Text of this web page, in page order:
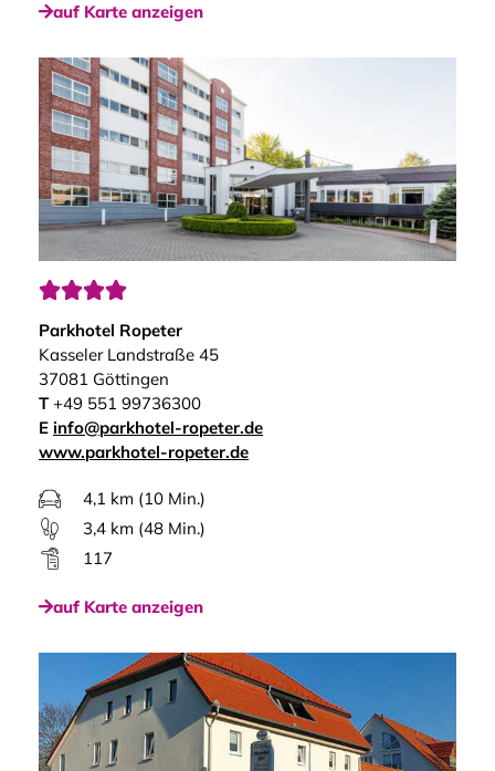
auf Karte anzeigen

Parkhotel Ropeter
Kasseler Landstraße 45
37081 Göttingen
T+49 551 99736300
E info@parkhotel-ropeter.de
www.parkhotel-ropeter.de
4,1 km (10 Min.)
3,4 km (48 Min.)
117
auf Karte anzeigen